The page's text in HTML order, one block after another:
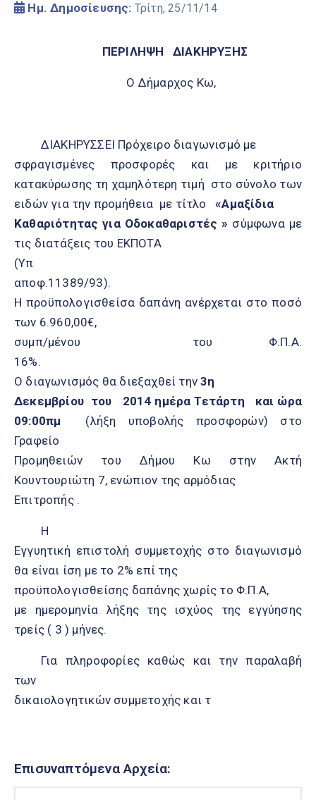
Ημ. Δημοσίευσης: Τρίτη, 25/11/14
ΠΕΡΙΛΗΨΗ ΔΙΑΚΗΡΥΞΗΣ
Ο Δήμαρχος Κω,
ΔΙΑΚΗΡΥΣΣΕΙ Πρόχειρο διαγωνισμό με
σφραγισμένες προσφορές και με κριτήριο
κατακύρωσης τη χαμηλότερη τιμή στο σύνολο των
ειδών για την προμήθεια με τίτλο«Αμαξίδια
Καθαριότητας για Οδοκαθαριστές » σύμφωνα με
τις διατάξεις του ΕΚΠΟΤΑ
(Υπ
Η προϋπολογισθείσα δαπάνη ανέρχεται στο ποσό
των 6.960,00€,
συμπ/μένου του Φ.Π.Α.
Ο διαγωνισμός θα διεξαχθεί την3η
Δεκεμβρίου του 2014 ημέρα Τετάρτη και ώρα
09:00πμ
(λήξη υποβολής προσφορών) στο
Γραφείο
Προμηθειών του Δήμου Κω στην Ακτή
Κουντουριώτη 7, ενώπιον της αρμόδιας
Επιτροπής .
Η
Εγγυητική επιστολή συμμετοχής στο διαγωνισμό
θα είναι ίση με το 2% επί της
προϋπολογισθείσης δαπάνης χωρίς το Φ.Π.Α,
με ημερομηνία λήξης της ισχύος της εγγύησης
τρείς ( 3 ) μήνες.
Για πληροφορίες καθώς και την παραλαβή
των
δικαιολογητικών συμμετοχής και τ
Επισυναπτόμενα Αρχεία: